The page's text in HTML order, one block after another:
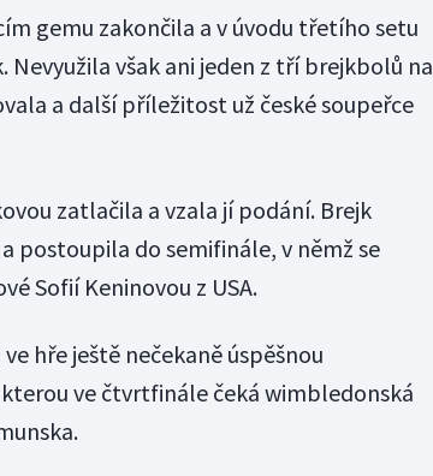
gemu zakončila a v úvodu třetího setu
však ani jeden z tří brejkbolů na
a další příležitost už české soupeřce
zatlačila a vzala jí podání. Brejk
postoupila do semifinále, v němž se
Sofií Keninovou z USA.
hře ještě nečekaně úspěšnou
ve čtvrtfinále čeká wimbledonská